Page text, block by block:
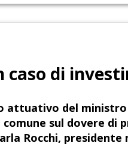
di
attuativo del
sul dovere di
Rocchi, presidente